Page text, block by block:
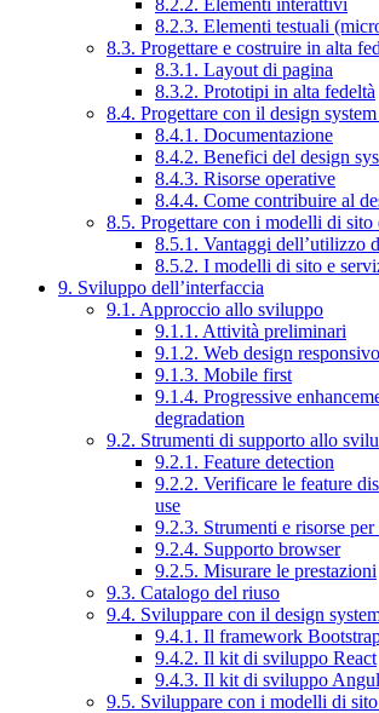
8.2.2. Elementi interattivi
8.2.3. Elementi testuali
8.3. Progettare e costruire in alta
8.3.1. Layout di pagina
8.3.2. Prototipi in alta fedeltà
8.4. Progettare con il design
8.4.1. Documentazione
8.4.2. Benefici del design
8.4.3. Risorse operative
8.4.4. Come contribuire al
8.5. Progettare con i modelli di sito
8.5.1. Vantaggi dell’utilizzo
8.5.2. I modelli di sito e
9. Sviluppo dell’interfaccia
9.1. Approccio allo sviluppo
9.1.1. Attività preliminari
9.1.2. Web design
9.1.3. Mobile first
9.1.4. Progressive
degradation
9.2. Strumenti di supporto allo
9.2.1. Feature detection
9.2.2. Verificare le feature
use
9.2.3. Strumenti e risorse
9.2.4. Supporto browser
9.2.5. Misurare le prestazioni
9.3. Catalogo del riuso
9.4. Sviluppare con il design
9.4.1. Il framework
9.4.2. Il kit di sviluppo React
9.4.3. Il kit di sviluppo
9.5. Sviluppare con i modelli di